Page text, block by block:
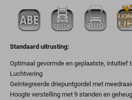
Standaard uitrusting:
Optimaal gevormde en geplaatste, intuïtief
Luchtvering
Geïntegreerde driepuntgordel met
Hoogte verstelling met 9 standen en